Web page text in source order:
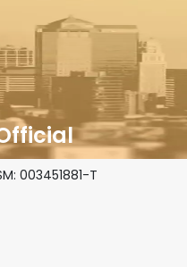
003451881-T